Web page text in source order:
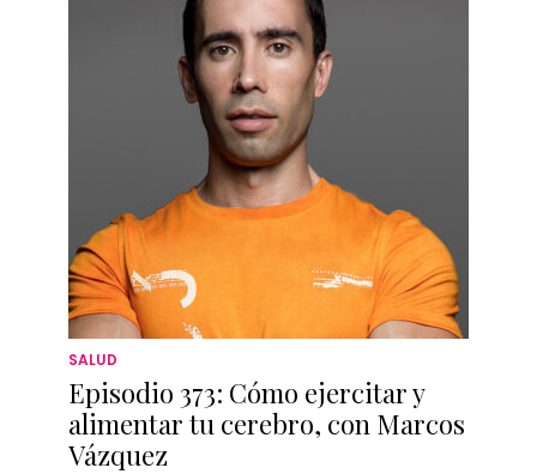
SALUD
Episodio 373: Cómo ejercitar y
alimentar tu cerebro, con Marcos
Vázquez